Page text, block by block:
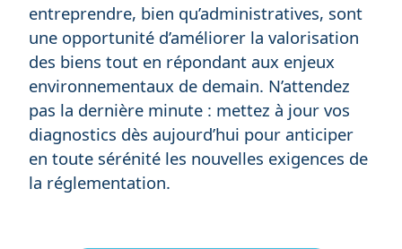
entreprendre, bien qu’administratives, sont
une opportunité d’améliorer la valorisation
des biens tout en répondant aux enjeux
environnementaux de demain. N’attendez
pas la dernière minute : mettez à jour vos
diagnostics dès aujourd’hui pour anticiper
en toute sérénité les nouvelles exigences de
la réglementation.